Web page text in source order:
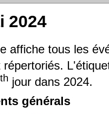
2024
affiche tous les
répertoriés.
th jour dans 2024.
générals